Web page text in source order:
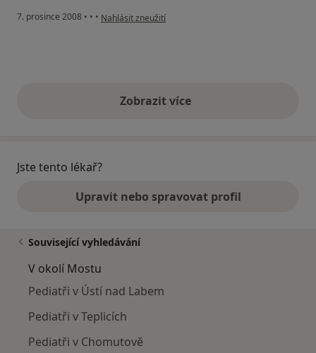
7. prosince 2008 • • • podle názoru uživatele Martin
Nahlásit zneužití
Zobrazit vícevýše uvedené názory
Jste tento lékař?
Upravit nebo spravovat profil
Související vyhledávání
V okolí Mostu
Pediatři v Ústí nad Labem
Pediatři v Teplicích
Pediatři v Chomutově